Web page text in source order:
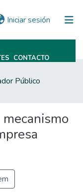
Iniciar sesión (current)
CONTACTO
Público